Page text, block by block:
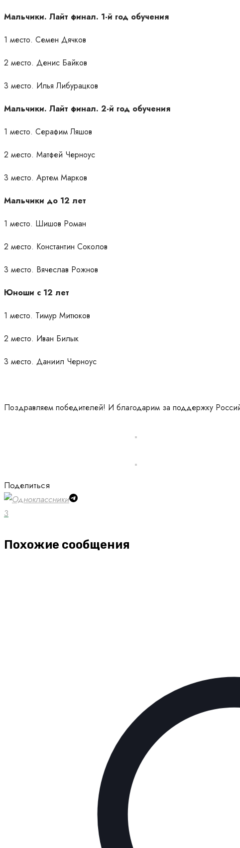
Мальчики. Лайт финал. 1-й год обучения
1 место. Семен Дячков
2 место. Денис Байков
3 место. Илья Либурацков
Мальчики. Лайт финал. 2-й год обучения
1 место. Серафим Ляшов
2 место. Матфей Черноус
3 место. Артем Марков
Мальчики до 12 лет
1 место. Шишов Роман
2 место. Константин Соколов
3 место. Вячеслав Рожнов
Юноши с 12 лет
1 место. Тимур Митюков
2 место. Иван Билык
3 место. Даниил Черноус
Поздравляем победителей! И благодарим за поддержку
Поделиться
3
Похожие сообщения